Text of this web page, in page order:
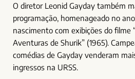
O diretor Leonid Gayday também
programação, homenageado no
nascimento com exibições do filme
Aventuras de Shurik” (1965).
comédias de Gayday venderam
ingressos na URSS.